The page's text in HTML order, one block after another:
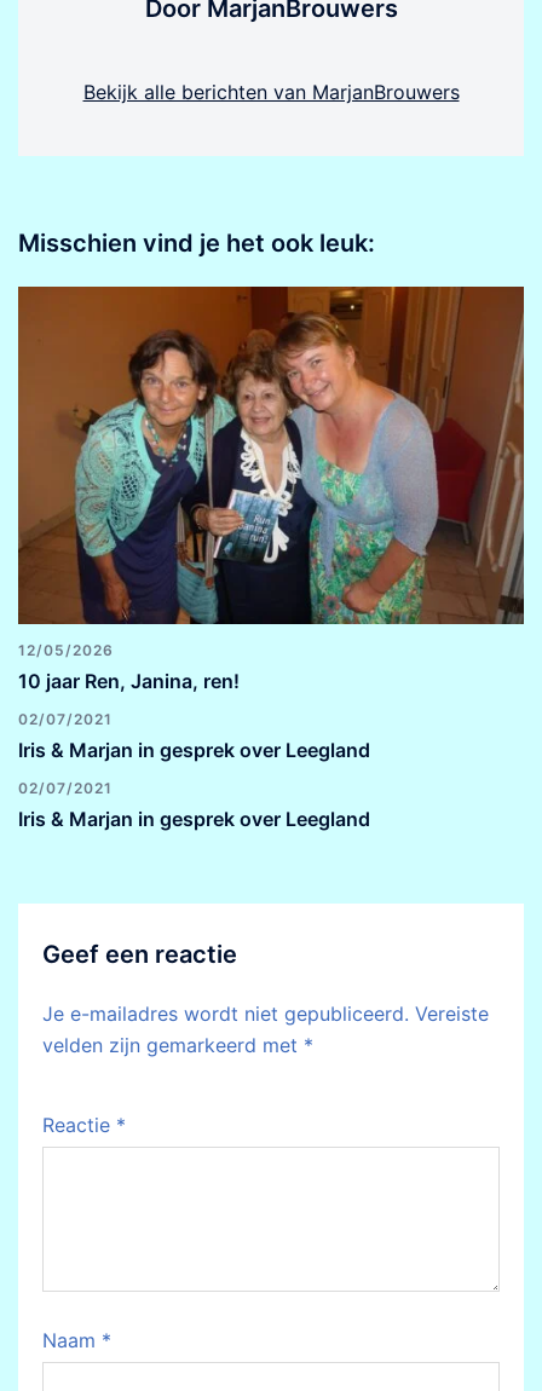
Door MarjanBrouwers
Bekijk alle berichten van MarjanBrouwers
Misschien vind je het ook leuk:
12/05/2026
10 jaar Ren, Janina, ren!
02/07/2021
Iris & Marjan in gesprek over Leegland
02/07/2021
Iris & Marjan in gesprek over Leegland
Geef een reactie
Je e-mailadres wordt niet gepubliceerd. Vereiste
velden zijn gemarkeerd met *
Reactie *
Naam *